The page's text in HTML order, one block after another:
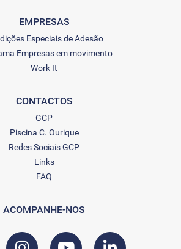
EMPRESAS
Especiais de Adesão
Empresas em movimento
Work It
CONTACTOS
GCP
Piscina C. Ourique
Redes Sociais GCP
Links
FAQ
ACOMPANHE-NOS